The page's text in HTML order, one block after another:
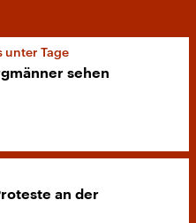
unter Tage
sehen
an der